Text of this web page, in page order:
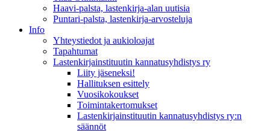
Haavi-palsta, lastenkirja-alan uutisia
Puntari-palsta, lastenkirja-arvosteluja
Info
Yhteystiedot ja aukioloajat
Tapahtumat
Lastenkirjainstituutin kannatusyhdistys ry
Liity jäseneksi!
Hallituksen esittely
Vuosikokoukset
Toimintakertomukset
Lastenkirjainstituutin kannatusyhdistys ry:n
säännöt